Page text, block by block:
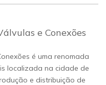
e Conexões
é uma renomada
localizada na cidade de
e distribuição de